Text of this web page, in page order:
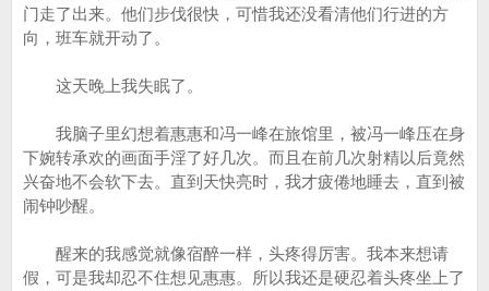
门走了出来。他们步伐很快，可惜我还没看清他们行进的方
向，班车就开动了。
这天晚上我失眠了。
我脑子里幻想着惠惠和冯一峰在旅馆里，被冯一峰压在身
下婉转承欢的画面手淫了好几次。而且在前几次射精以后竟然
兴奋地不会软下去。直到天快亮时，我才疲倦地睡去，直到被
闹钟吵醒。
醒来的我感觉就像宿醉一样，头疼得厉害。我本来想请
假，可是我却忍不住想见惠惠。所以我还是硬忍着头疼坐上了